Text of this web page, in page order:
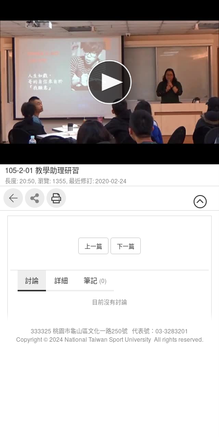
105-2-01 教學助理研習
長度: 20:50, 瀏覽: 1355, 最近修訂: 2020-02-24
上一篇 下一篇
討論 詳細 筆記 (0)
目前沒有討論
333325 桃園市龜山區文化一路250號 代表號：03-3283201
Copyright © 2024 National Taiwan Sport University All rights reserved.